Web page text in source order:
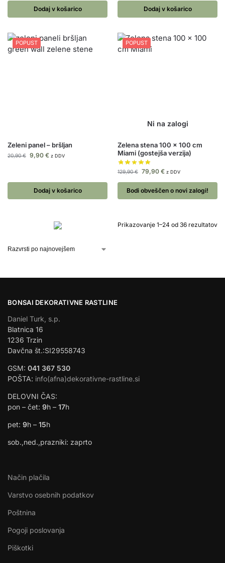
Dodaj v košarico Dodaj v košarico
POPUST
Zeleni panel – bršljan
20,90€ 9,90 € z DDV
Dodaj v košarico
POPUST
Zelena stena 100 x 100 cm
Miami (gostejša verzija)
129,90€ 79,90 € z DDV
Bodi obveščen o novi zalogi!
Prikazovanje 1–24 od 36 rezultatov
BONSAI DEKORATIVNE RASTLINE
Daniel Turk, s.p.
Blatnica 16
1236 Trzin
Davčna št.:SI29558743
GSM: 041 367 530
POŠTA: info(afna)dekorativne-rastline.si
DELOVNI ČAS:
pon – čet: 9h – 17h
pet: 9h – 15h
sob.,ned.,prazniki: zaprto
Način plačila
Varstvo osebnih podatkov
Poštnina
Pogoji poslovanja
Piškotki